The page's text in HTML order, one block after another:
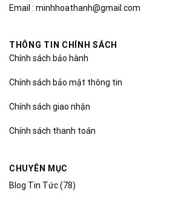
Email : minhhoathanh@gmail.com
THÔNG TIN CHÍNH SÁCH
Chính sách bảo hành
Chính sách bảo mật thông tin
Chính sách giao nhận
Chính sách thanh toán
CHUYÊN MỤC
Blog Tin Tức(78)